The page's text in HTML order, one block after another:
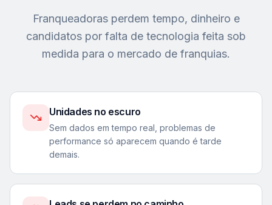
Franqueadoras perdem tempo, dinheiro e
candidatos por falta de tecnologia feita sob
medida para o mercado de franquias.
Unidades no escuro
Sem dados em tempo real, problemas de
performance só aparecem quando é tarde
demais.